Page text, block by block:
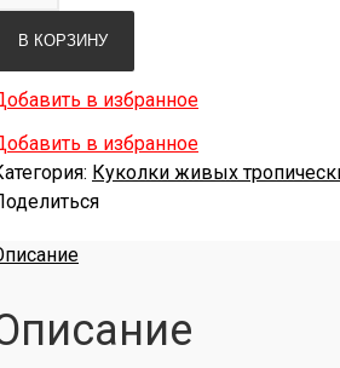
В КОРЗИНУ
в избранное
в избранное
Куколки живых